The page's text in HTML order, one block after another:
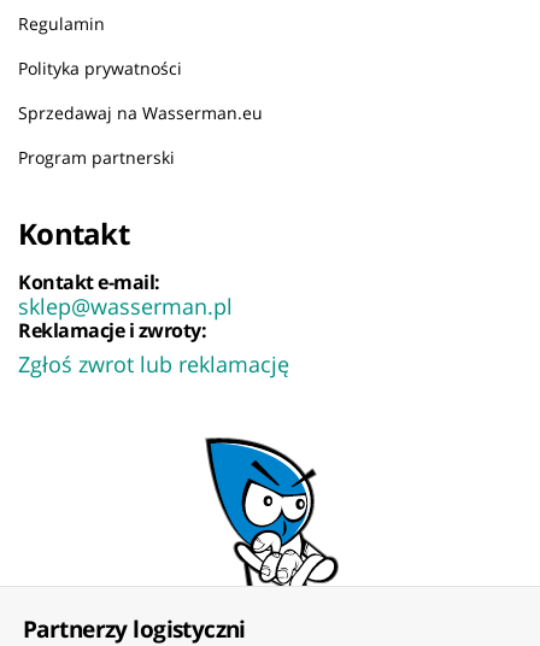
Regulamin
Polityka prywatności
Sprzedawaj na Wasserman.eu
Program partnerski
Kontakt
Kontakt e-mail:
sklep@wasserman.pl
Reklamacje i zwroty:
Zgłoś zwrot lub reklamację
Partnerzy logistyczni